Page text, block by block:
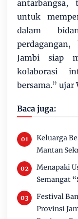
antarbangsa,
untuk
dalam
Jambi siap
kolaborasi
bersama.” ujar
Baca juga:
Keluarga
Mantan
Menapaki
Semangat
Festival
Provinsi